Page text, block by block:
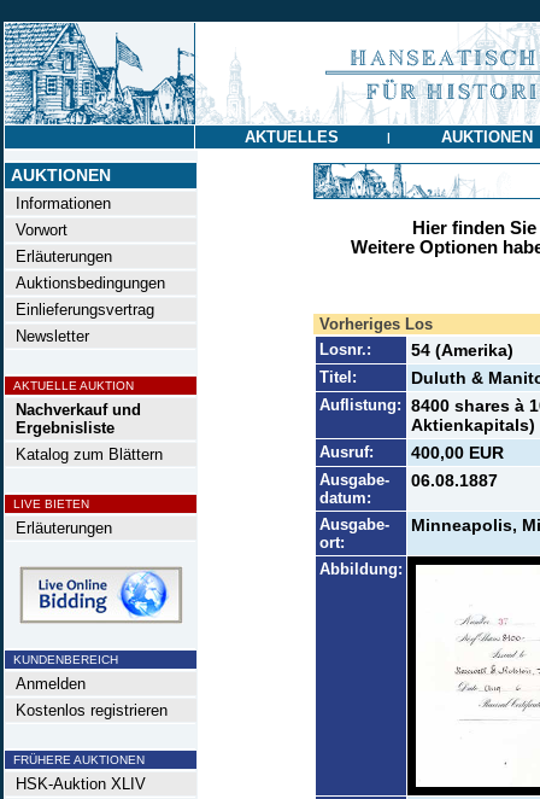
AKTUELLES | AUKTIONEN
AUKTIONEN
Informationen
Vorwort
Erläuterungen
Auktionsbedingungen
Einlieferungsvertrag
Newsletter
AKTUELLE AUKTION
Nachverkauf und
Ergebnisliste
Katalog zum Blättern
LIVE BIETEN
Erläuterungen
KUNDENBEREICH
Anmelden
Kostenlos registrieren
FRÜHERE AUKTIONEN
HSK-Auktion XLIV
Hier finden
Weitere Optionen
Vorheriges Los
Losnr.:
54 (Amerika)
Titel: Duluth &
Auflistung: 8400 shares à
Aktienkapitals)
Ausruf: 400,00 EUR
Ausgabe-
datum:
06.08.1887
Ausgabe-
ort:
Minneapolis,
Abbildung: